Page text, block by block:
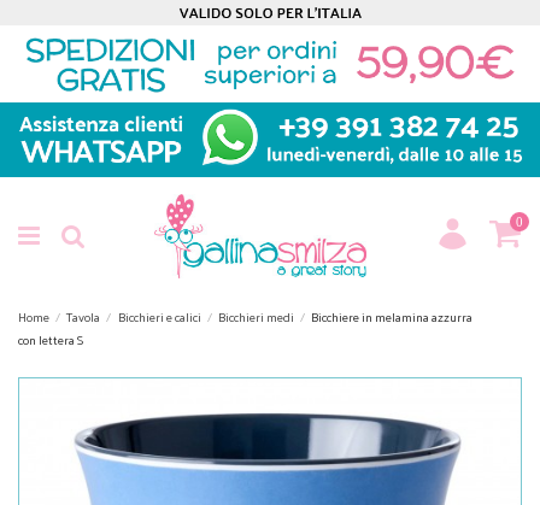
0
Home Tavola Bicchieri e calici Bicchieri medi
Bicchiere in melamina azzurra
con lettera S